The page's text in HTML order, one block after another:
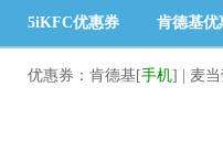
5iKFC优惠券 肯德基优
优惠券 ： 肯德基[手机] | 麦